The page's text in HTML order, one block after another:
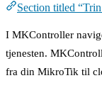
Section titled
I MKController
tjenesten.
fra din MikroTik til